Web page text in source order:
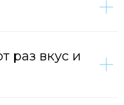
раз вкус и